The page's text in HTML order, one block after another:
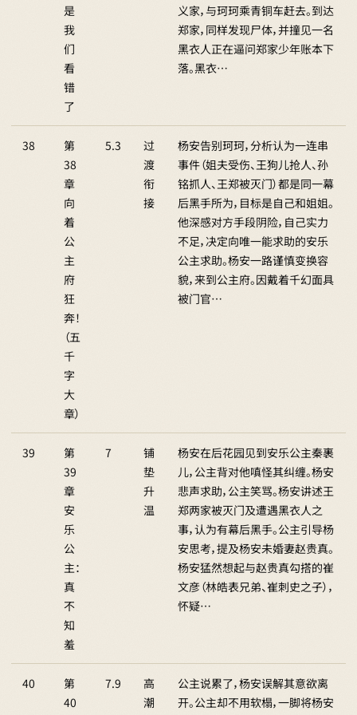
是
我
们
看
错
了
义家，与珂珂乘青铜车赶去。到达
郑家，同样发现尸体，并撞见一名
黑衣人正在逼问郑家少年账本下
落。黑衣…
38
第
38
章
向
着
公
主
府
狂
奔！
（五
千
字
大
章）
5.3
过
渡
衔
接
杨安告别珂珂，分析认为一连串
事件（姐夫受伤、王狗儿抢人、孙
铭抓人、王郑被灭门）都是同一幕
后黑手所为，目标是自己和姐姐。
他深感对方手段阴险，自己实力
不足，决定向唯一能求助的安乐
公主求助。杨安一路谨慎变换容
貌，来到公主府。因戴着千幻面具
被门官…
39
第
39
章
安
乐
公
主：
真
不
知
羞
7
铺
垫
升
温
杨安在后花园见到安乐公主秦裹
儿，公主背对他嗔怪其纠缠。杨安
悲声求助，公主笑骂。杨安讲述王
郑两家被灭门及遭遇黑衣人之
事，认为有幕后黑手。公主引导杨
安思考，提及杨安未婚妻赵贵真。
杨安猛然想起与赵贵真勾搭的崔
文彦（林皓表兄弟、崔刺史之子），
怀疑…
40
第
40
7.9
高
潮
公主说累了，杨安误解其意欲离
开。公主却不用软榻，一脚将杨安